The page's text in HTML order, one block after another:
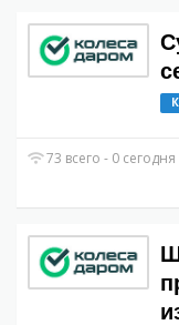
73 всего - 0 сегодня